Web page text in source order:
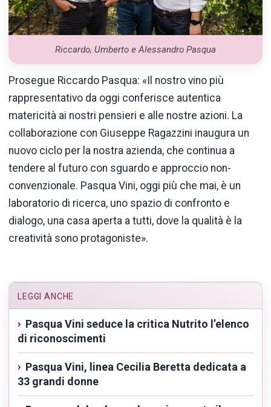
Riccardo, Umberto e Alessandro Pasqua
Prosegue Riccardo Pasqua: «Il nostro vino più
rappresentativo da oggi conferisce autentica
matericità ai nostri pensieri e alle nostre azioni. La
collaborazione con Giuseppe Ragazzini inaugura un
nuovo ciclo per la nostra azienda, che continua a
tendere al futuro con sguardo e approccio non-
convenzionale. Pasqua Vini, oggi più che mai, è un
laboratorio di ricerca, uno spazio di confronto e
dialogo, una casa aperta a tutti, dove la qualità è la
creatività sono protagoniste».
LEGGI ANCHE
Pasqua Vini seduce la critica Nutrito l’elenco
di riconoscimenti
Pasqua Vini, linea Cecilia Beretta dedicata a
33 grandi donne